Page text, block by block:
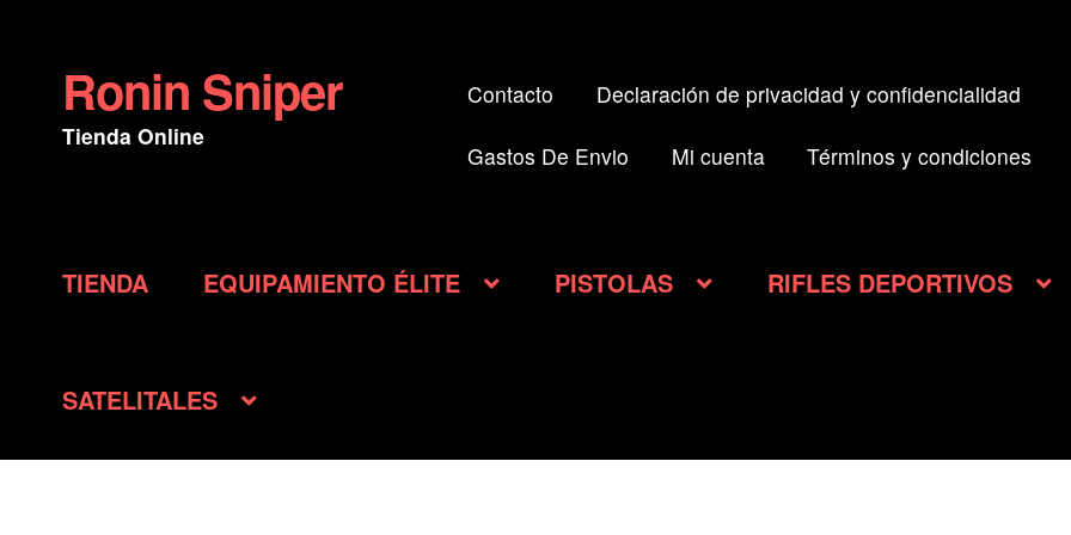
Ir
a
la
Ir
al
contenido
Ronin Sniper
Tienda Online
Contacto Declaración de privacidad y confidencialidad
Gastos De Envio Mi cuenta Términos y condiciones
TIENDA EQUIPAMIENTO ÉLITE PISTOLAS RIFLES DEPORTIVOS
SATELITALES